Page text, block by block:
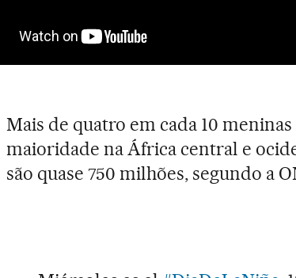
Mais de quatro em cada 10
maioridade na África central e
são quase 750 milhões, segundo a